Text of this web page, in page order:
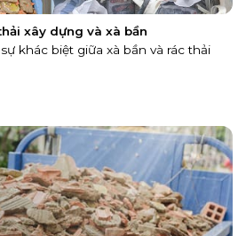
xây dựng và xà bần
khác biệt giữa xà bần và rác thải